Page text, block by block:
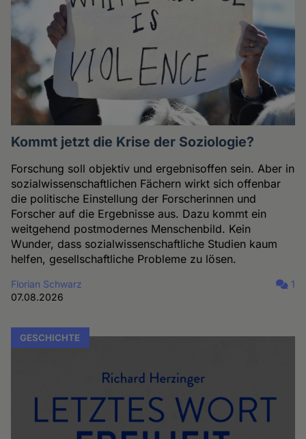
Kommt jetzt die Krise der Soziologie?
Forschung soll objektiv und ergebnisoffen sein. Aber in
sozialwissenschaftlichen Fächern wirkt sich offenbar
die politische Einstellung der Forscherinnen und
Forscher auf die Ergebnisse aus. Dazu kommt ein
weitgehend postmodernes Menschenbild. Kein
Wunder, dass sozialwissenschaftliche Studien kaum
helfen, gesellschaftliche Probleme zu lösen.
Florian Schwarz
07.08.2026
1
GESCHICHTE